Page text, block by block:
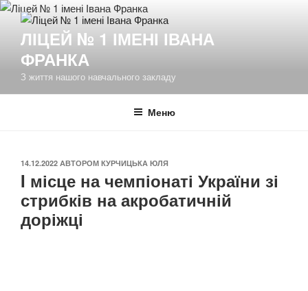
Перейти
вмістуЛІЦЕЙ № 1 ІМЕНІ ІВАНА
ФРАНКА
З життя нашого навчального закладу
Меню
ОПУБЛІКОВАНО
14.12.2022 АВТОРОМ КУРЧИЦЬКА ЮЛЯ
I місце на чемпіонаті України зі
стрибків на акробатичній
доріжці